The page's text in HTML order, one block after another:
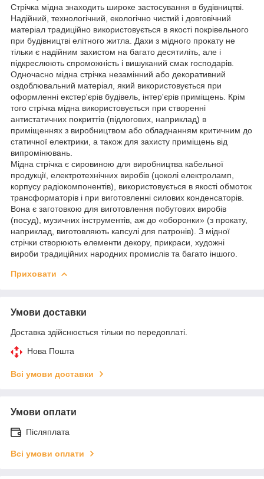
Стрічка мідна знаходить широке застосування в будівництві.
Надійний, технологічний, екологічно чистий і довговічний
матеріал традиційно використовується в якості покрівельного
при будівництві елітного житла. Дахи з мідного прокату не
тільки є надійним захистом на багато десятиліть, але і
підкреслюють спроможність і вишуканий смак господарів.
Одночасно мідна стрічка незамінний або декоративний
оздоблювальний матеріал, який використовується при
оформленні екстер'єрів будівель, інтер'єрів приміщень. Крім
того стрічка мідна використовується при створенні
антистатичних покриттів (підлогових, наприклад) в
приміщеннях з виробництвом або обладнанням критичним до
статичної електрики, а також для захисту приміщень від
випромінювань.
Мідна стрічка є сировиною для виробництва кабельної
продукції, електротехнічних виробів (цоколі електроламп,
корпусу радіокомпонентів), використовується в якості обмоток
трансформаторів і при виготовленні силових конденсаторів.
Вона є заготовкою для виготовлення побутових виробів
(посуд), музичних інструментів, аж до «оборонки» (з прокату,
наприклад, виготовляють капсулі для патронів). З мідної
стрічки створюють елементи декору, прикраси, художні
вироби традиційних народних промислів та багато іншого.
Приховати
Умови доставки
Доставка здійснюється тільки по передоплаті.
Нова Пошта
Всі умови доставки
Умови оплати
Післяплата
Всі умови оплати